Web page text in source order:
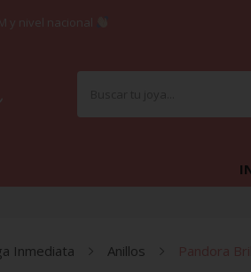
y nivel nacional
Inmediata Anillos Pandora